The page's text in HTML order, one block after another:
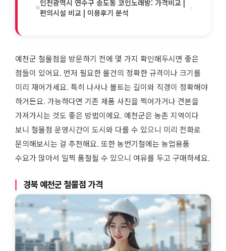
인천광역시 연수구 송도동 코인노래방: 가격비교 |
편의시설 비교 | 이용후기 분석
›
예천군 철물점을 방문하기 전에 몇 가지 확인해두시면 좋은
점들이 있어요. 먼저 필요한 물건의 정확한 규격이나 크기를
미리 재어가세요. 특히 나사나 볼트는 길이와 직경이 정확해야
하거든요. 가능하다면 기존 제품 사진을 찍어가거나 견본을
가져가시는 것도 좋은 방법이에요. 예천군은 농촌 지역이다
보니 철물점 운영시간이 도시와 다를 수 있으니 미리 전화로
문의해보시는 걸 추천해요. 또한 농번기철에는 농업용품
수요가 많아서 일찍 품절될 수 있으니 여유를 두고 구매하세요.
경북 예천군 철물점 가격